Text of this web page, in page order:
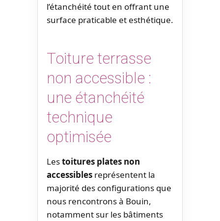
l’étanchéité tout en offrant une
surface praticable et esthétique.
Toiture terrasse
non accessible :
une étanchéité
technique
optimisée
Lestoitures plates non
accessibles représentent la
majorité des configurations que
nous rencontrons à Bouin,
notamment sur les bâtiments